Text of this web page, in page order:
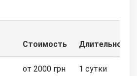
Стоимость Длительность
от 2000 грн 1 сутки